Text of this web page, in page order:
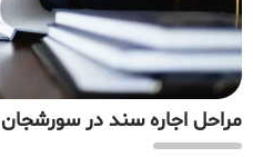
مراحل اجاره سند در سورشجان